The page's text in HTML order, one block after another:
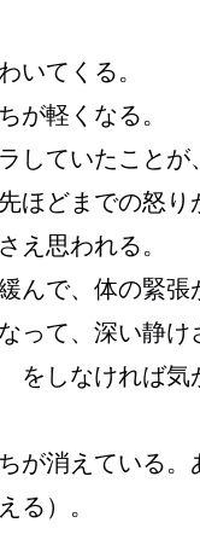
てくる。
軽くなる。
ていたことが
ほどまでの怒
え思われる。
で、体の緊張
て、深い静け
しなければ気
が消えている
る）。